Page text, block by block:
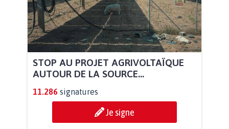
STOP AU PROJET AGRIVOLTAÏQUE
AUTOUR DE LA SOURCE...
11.286 signatures
Je signe